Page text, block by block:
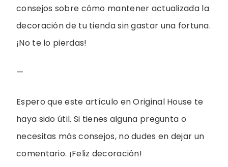
consejos sobre cómo mantener actualizada la
decoración de tu tienda sin gastar una fortuna.
¡No te lo pierdas!
—
Espero que este artículo en Original House te
haya sido útil. Si tienes alguna pregunta o
necesitas más consejos, no dudes en dejar un
comentario. ¡Feliz decoración!